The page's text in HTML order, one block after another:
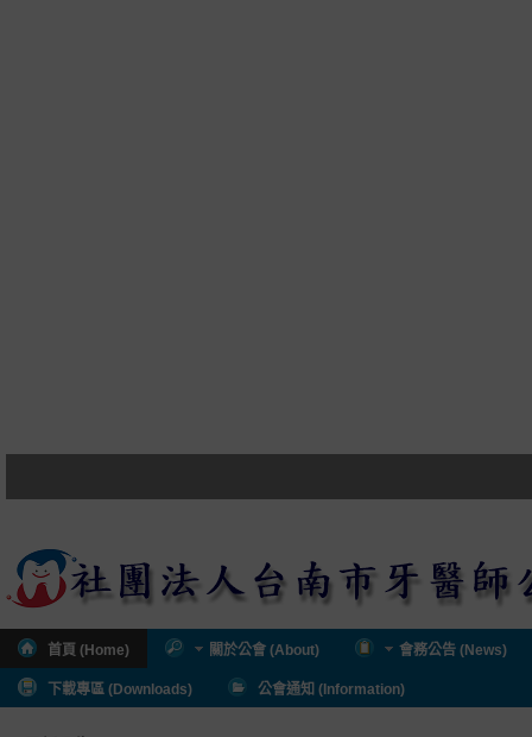
首頁 (Home) 關於公會 (About) 會務公告 (News)
下載專區 (Downloads) 公會通知 (Information)